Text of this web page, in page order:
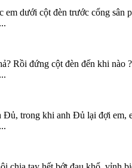
em dưới cột đèn trước cổng sân
Rồi đứng cột đèn đến khi nào
Đủ, trong khi anh Đủ lại đợi em,